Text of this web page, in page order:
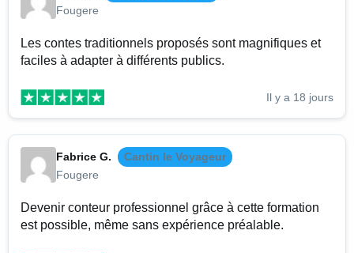
Fougere
Les contes traditionnels proposés sont magnifiques et
faciles à adapter à différents publics.
Il y a 18 jours
Fabrice G.
Cantin le Voyageur
Fougere
Devenir conteur professionnel grâce à cette formation
est possible, même sans expérience préalable.